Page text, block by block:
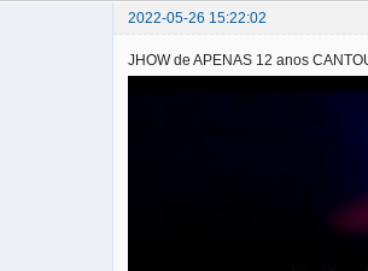
2022-05-26 15:22:02
JHOW de APENAS 12 anos